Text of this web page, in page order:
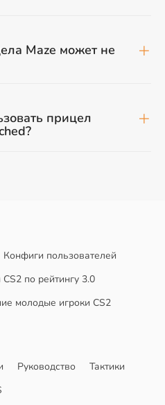
Maze может не
прицел
Конфиги пользователей
CS2 по рейтингу 3.0
молодые игроки CS2
Руководство
Тактики